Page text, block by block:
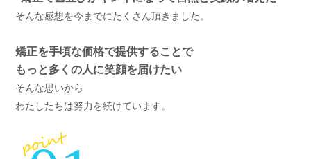
そんな感想を今までにたくさん頂きました。
矯正を手頃な価格で提供することで
もっと多くの人に笑顔を届けたい
そんな思いから
わたしたちは努力を続けています。
point